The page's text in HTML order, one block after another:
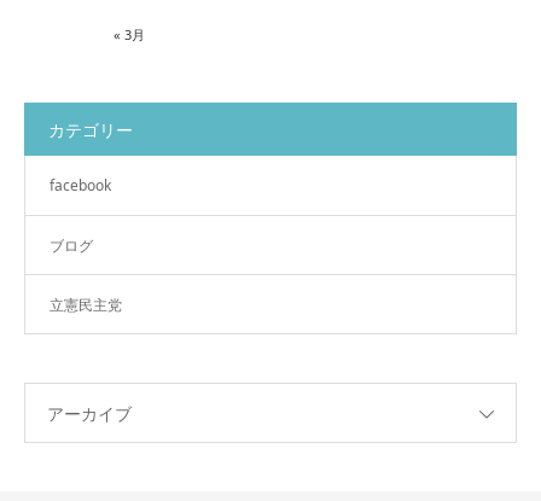
« 3月
カテゴリー
facebook
ブログ
立憲民主党
アーカイブ